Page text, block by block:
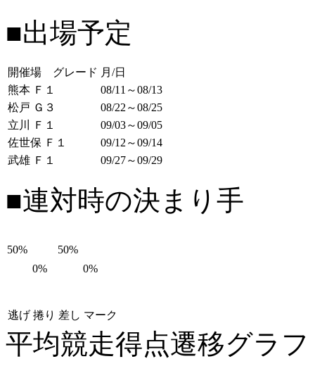
■出場予定
開催場 グレード 月/日
熊本 Ｆ１
08/11～08/13
松戸 Ｇ３
08/22～08/25
立川 Ｆ１
09/03～09/05
佐世保 Ｆ１
09/12～09/14
武雄 Ｆ１
09/27～09/29
■連対時の決まり手
50%
0%
50%
0%
逃げ 捲り 差し マーク
平均競走得点遷移グラ